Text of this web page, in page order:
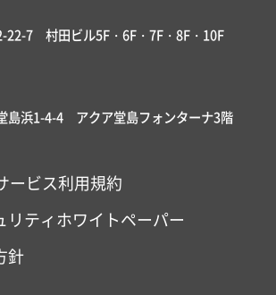
22-7 村田ビル5F・6F・7F・8F・10F
島浜1-4-4 アクア堂島フォンターナ3階
ービス利用規約
リティホワイトペーパー
針